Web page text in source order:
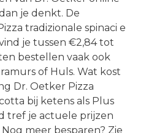
je denkt. De
tradizionale spinaci e
je tussen €2,84 tot
bestellen vaak ook
of Huls. Wat kost
Dr. Oetker Pizza
bij ketens als Plus
tref je actuele prijzen
meer besparen? Zie